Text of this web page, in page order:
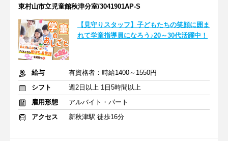
東村山市立児童館秋津分室/3041901AP-S
【見守りスタッフ】子どもたちの笑顔に囲ま
れて学童指導員になろう♪20～30代活躍中！
給与
有資格者：時給1400～1550円
シフト
週2日以上 1日5時間以上
雇用形態
アルバイト・パート
アクセス
新秋津駅 徒歩16分